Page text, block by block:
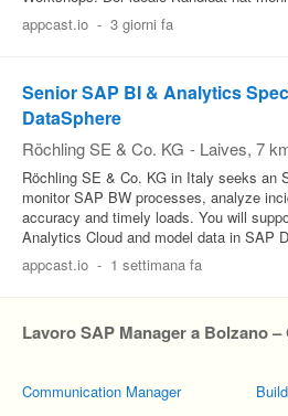
appcast.io - 3 giorni fa
Senior SAP BI & Analytics
DataSphere
Röchling SE & Co. KG - Laives, 7
Röchling SE & Co. KG in Italy seeks an
monitor SAP BW processes, analyze
accuracy and timely loads. You will
Analytics Cloud and model data in SAP
appcast.io - 1 settimana fa
Lavoro SAP Manager a Bolzano
Communication Manager